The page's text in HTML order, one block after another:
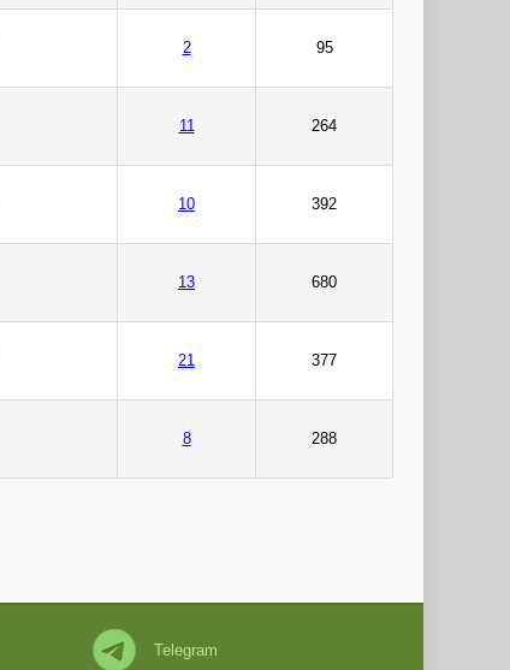
2 95
11 264
10 392
13 680
21 377
8 288
Telegram